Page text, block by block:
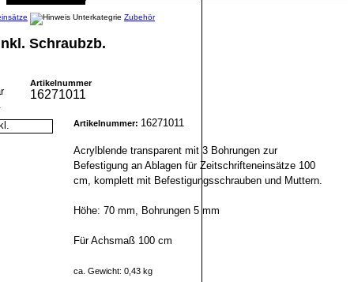
Zubehör
Schraubzb.
Artikelnummer
16271011
Artikelnummer: 16271011
Acrylblende transparent mit 3 Bohrungen zur
Befestigung an Ablagen für Zeitschrifteneinsätze 100
cm, komplett mit Befestigungsschrauben und Muttern.
Höhe: 70 mm, Bohrungen 5 mm
Für Achsmaß 100 cm
ca. Gewicht: 0,43 kg